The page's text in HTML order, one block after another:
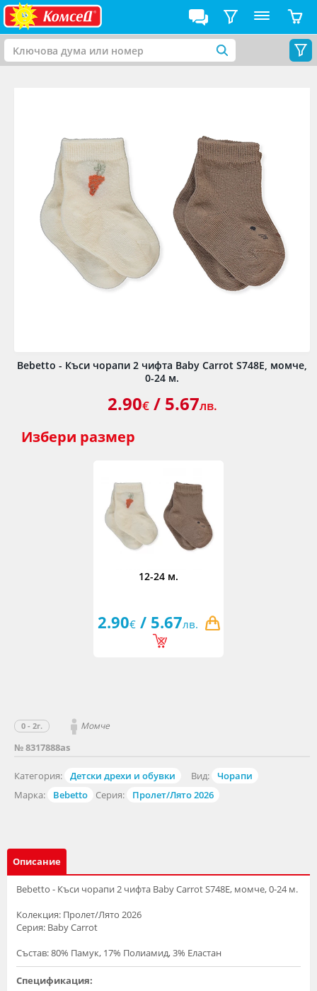
Bebetto - Къси чорапи 2 чифта Baby Carrot S748E, момче,
0-24 м.
№ 8317888as
Категория: Детски дрехи и обувки Вид:
Чорапи
Марка:
Bebetto Серия: Пролет/Лято 2026
0 - 2г. Момче
2.90€/ 5.67лв.
Избери размер
12-24 м.
2.90€/ 5.67лв.
Описание
Bebetto - Къси чорапи 2 чифта Baby Carrot S748E, момче, 0-24 м.
Колекция: Пролет/Лято 2026
Серия: Baby Carrot
Състав: 80% Памук, 17% Полиамид, 3% Еластан
Спецификация: